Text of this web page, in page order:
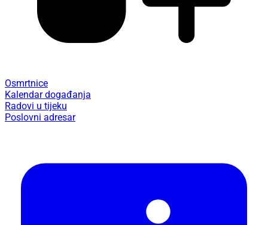
Osmrtnice
Kalendar događanja
Radovi u tijeku
Poslovni adresar